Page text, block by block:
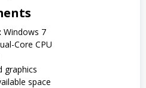
Windows 7
Core CPU
graphics
space